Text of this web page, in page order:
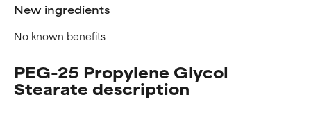
New ingredients
No known benefits
PEG-25 Propylene Glycol
Stearate description